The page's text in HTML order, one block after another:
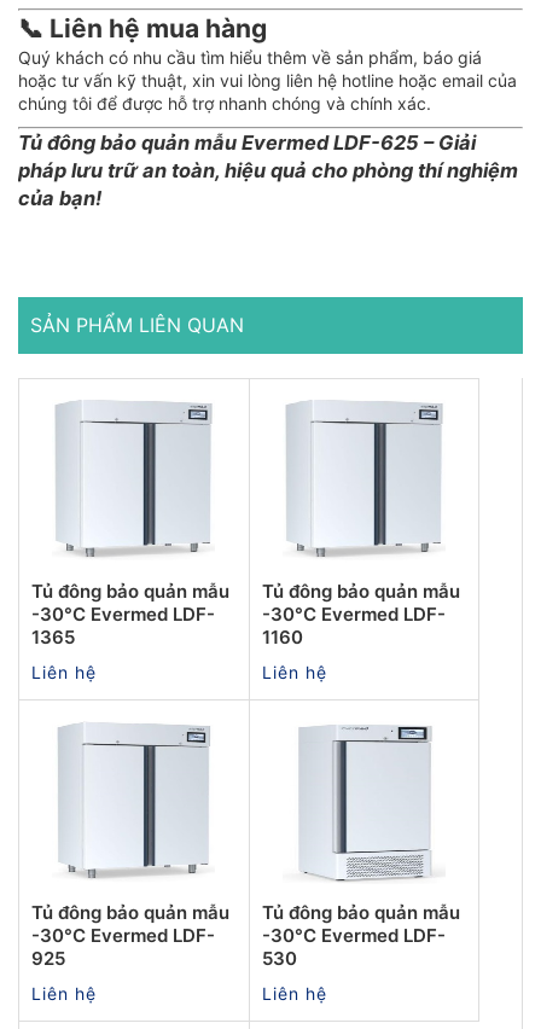
📞 Liên hệ mua hàng
Quý khách có nhu cầu tìm hiểu thêm về sản phẩm, báo giá
hoặc tư vấn kỹ thuật, xin vui lòng liên hệ hotline hoặc email của
chúng tôi để được hỗ trợ nhanh chóng và chính xác.
Tủ đông bảo quản mẫu Evermed LDF-625 – Giải
pháp lưu trữ an toàn, hiệu quả cho phòng thí nghiệm
của bạn!
SẢN PHẨM LIÊN QUAN
Tủ đông bảo quản mẫu
-30°C Evermed LDF-
1365
Liên hệ
Tủ đông bảo quản mẫu
-30°C Evermed LDF-
1160
Liên hệ
Tủ đông bảo quản mẫu
-30°C Evermed LDF-
925
Liên hệ
Tủ đông bảo quản mẫu
-30°C Evermed LDF-
530
Liên hệ